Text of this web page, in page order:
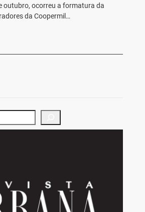
outubro, ocorreu a formatura da
da Coopermil…